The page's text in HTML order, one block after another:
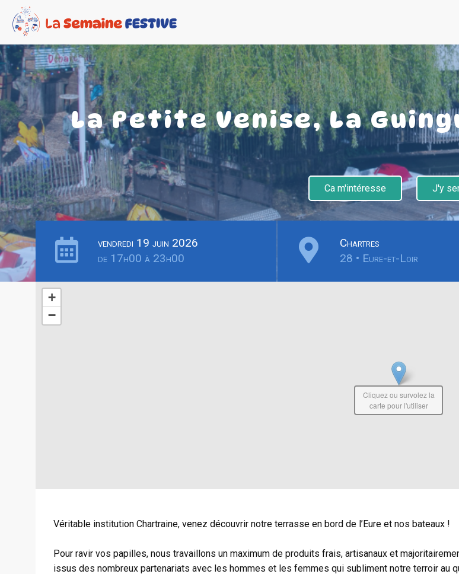
La Petite Venise, La
Ca m'intéresse J'y
vendredi 19 juin 2026
de 17h00 à 23h00
Chartres
28 • Eure-et-Loir
+
−
Cliquez ou survolez la
carte pour l'utiliser
Véritable institution Chartraine, venez découvrir notre terrasse en bord de l’Eure et nos bateaux !
Pour ravir vos papilles, nous travaillons un maximum de produits frais, artisanaux et
issus des nombreux partenariats avec les hommes et les femmes qui subliment notre terroir au